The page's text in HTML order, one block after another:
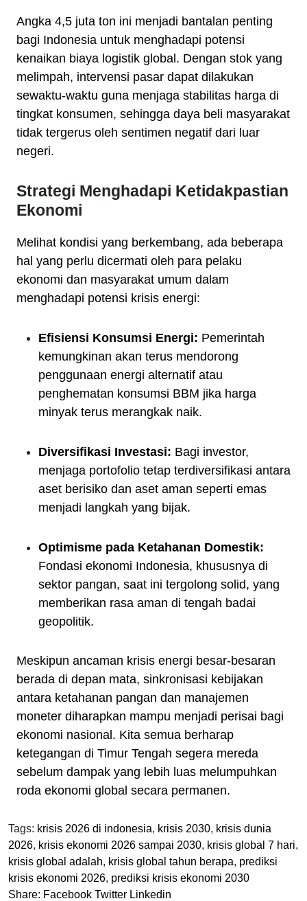
Angka 4,5 juta ton ini menjadi bantalan penting
bagi Indonesia untuk menghadapi potensi
kenaikan biaya logistik global. Dengan stok yang
melimpah, intervensi pasar dapat dilakukan
sewaktu-waktu guna menjaga stabilitas harga di
tingkat konsumen, sehingga daya beli masyarakat
tidak tergerus oleh sentimen negatif dari luar
negeri.
Strategi Menghadapi Ketidakpastian
Ekonomi
Melihat kondisi yang berkembang, ada beberapa
hal yang perlu dicermati oleh para pelaku
ekonomi dan masyarakat umum dalam
menghadapi potensi krisis energi:
Efisiensi Konsumsi Energi: Pemerintah
kemungkinan akan terus mendorong
penggunaan energi alternatif atau
penghematan konsumsi BBM jika harga
minyak terus merangkak naik.
Diversifikasi Investasi: Bagi investor,
menjaga portofolio tetap terdiversifikasi antara
aset berisiko dan aset aman seperti emas
menjadi langkah yang bijak.
Optimisme pada Ketahanan Domestik:
Fondasi ekonomi Indonesia, khususnya di
sektor pangan, saat ini tergolong solid, yang
memberikan rasa aman di tengah badai
geopolitik.
Meskipun ancaman krisis energi besar-besaran
berada di depan mata, sinkronisasi kebijakan
antara ketahanan pangan dan manajemen
moneter diharapkan mampu menjadi perisai bagi
ekonomi nasional. Kita semua berharap
ketegangan di Timur Tengah segera mereda
sebelum dampak yang lebih luas melumpuhkan
roda ekonomi global secara permanen.
Tags: krisis 2026 di indonesia, krisis 2030, krisis dunia
2026, krisis ekonomi 2026 sampai 2030, krisis global 7 hari,
krisis global adalah, krisis global tahun berapa, prediksi
krisis ekonomi 2026, prediksi krisis ekonomi 2030
Share: Facebook Twitter Linkedin